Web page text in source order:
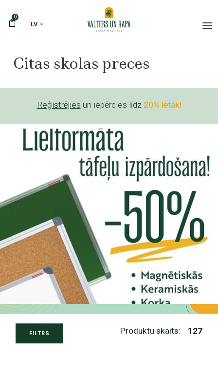
0
LV
Citas skolas preces
Reģistrējies un iepērcies līdz 20% lētāk!
FILTRS Produktu skaits: 127